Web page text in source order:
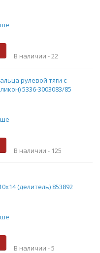
В наличии -22
рулевой тяги с
5336-3003083/85
В наличии - 125
(делитель) 853892
В наличии -5